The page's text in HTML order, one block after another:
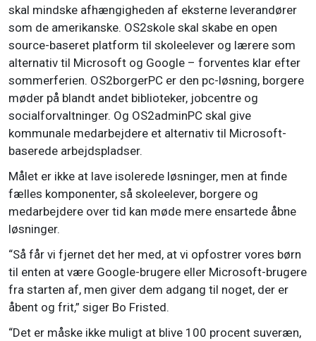
skal mindske afhængigheden af eksterne leverandører
som de amerikanske. OS2skole skal skabe en open
source-baseret platform til skoleelever og lærere som
alternativ til Microsoft og Google – forventes klar efter
sommerferien. OS2borgerPC er den pc-løsning, borgere
møder på blandt andet biblioteker, jobcentre og
socialforvaltninger. Og OS2adminPC skal give
kommunale medarbejdere et alternativ til Microsoft-
baserede arbejdspladser.
Målet er ikke at lave isolerede løsninger, men at finde
fælles komponenter, så skoleelever, borgere og
medarbejdere over tid kan møde mere ensartede åbne
løsninger.
“Så får vi fjernet det her med, at vi opfostrer vores børn
til enten at være Google-brugere eller Microsoft-brugere
fra starten af, men giver dem adgang til noget, der er
åbent og frit,” siger Bo Fristed.
“Det er måske ikke muligt at blive 100 procent suveræn,